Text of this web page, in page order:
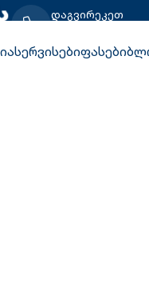
დაგვირეკეთ
სერვისებიფასები